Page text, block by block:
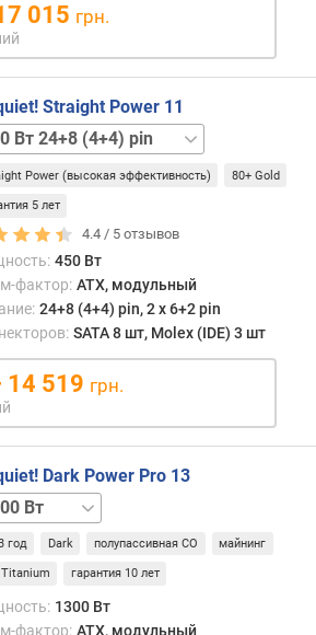
015 грн.
Straight Power 11
Вт
pin
Power (высокая эффективность) 80+ Gold
5 лет
4.4 / 5 отзывов
450 Вт
фактор: ATX, модульный
24+8 (4+4) pin, 2 х 6+2 pin
SATA 8 шт, Molex (IDE) 3 шт
14 519 грн.
Dark Power Pro 13
Вт
год Dark полупассивная СО майнинг
гарантия 10 лет
1300 Вт
фактор: ATX, модульный